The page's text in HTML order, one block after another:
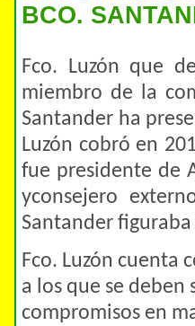
BCO.
Fco. Luzón que
miembro de la
Santander ha
Luzón cobró en
fue presidente de
yconsejero
Santander
Fco. Luzón cuenta
a los que se
compromisos en